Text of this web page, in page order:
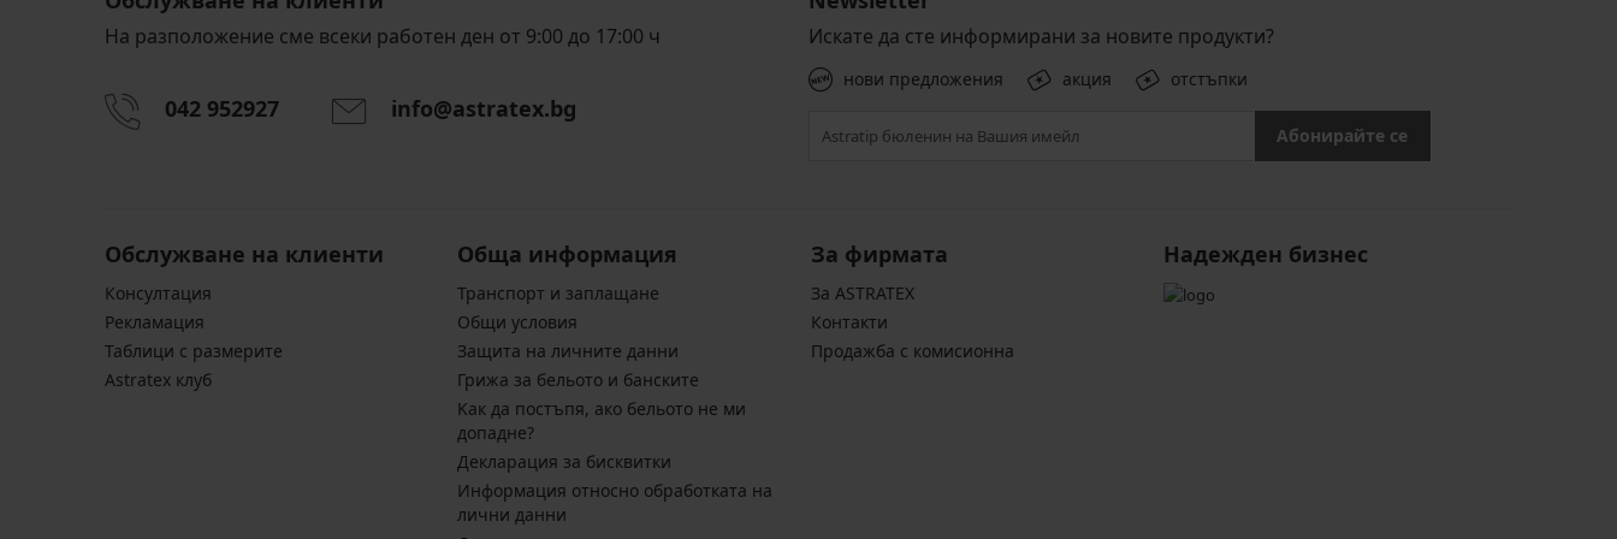
На разположение сме всеки работен ден от 9:00 до 17:00 ч
042 952927 info@astratex.bg
Искате да сте информирани за новите продукти?
нови предложения акция отстъпки
Абонирайте се
Обслужване на клиенти
Консултация
Pекламация
Таблици с размерите
Astratex клуб
Обща информация
Транспорт и заплащане
Общи условия
Защита на личните данни
Грижа за бельото и банските
Kак да постъпя, ако бельото не ми
допадне?
Декларация за бисквитки
Информация относно обработката на
лични данни
За фирмата
За ASTRATEX
Контакти
Продажба с комисионна
Надежден бизнес